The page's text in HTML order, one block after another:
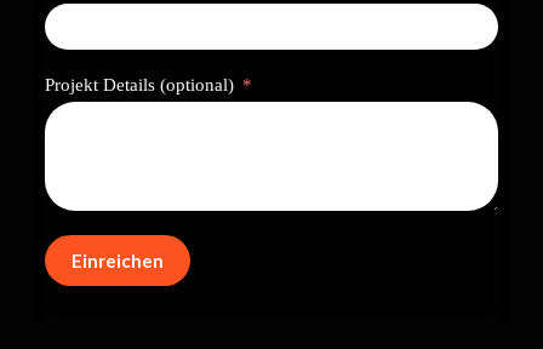
Projekt Details (optional)
Einreichen